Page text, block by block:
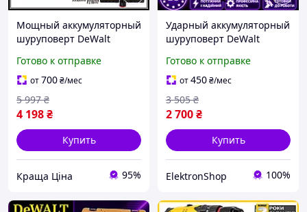
Мощный аккумуляторный
шуруповерт DeWalt
ударным режимом и
комплектом аксессуаров
Готово к отправке
от700₴/мес
4 198₴
5 997 ₴
Купить
Краща Ціна 95%
Ударный аккумуляторный
шуруповерт DeWalt
кейсом Мощный
шуруповерт дрель для
дома
Готово к отправке
от450₴/мес
2 700₴
3 505 ₴
Купить
ElektronShop 100%